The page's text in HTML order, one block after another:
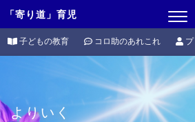
「寄り道」育児
子どもの教育 コロ助のあれこれ
よりいく